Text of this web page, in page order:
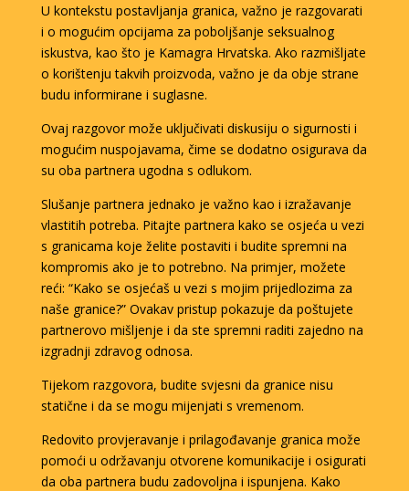
U kontekstu postavljanja granica, važno je razgovarati
i o mogućim opcijama za poboljšanje seksualnog
iskustva, kao što je Kamagra Hrvatska. Ako razmišljate
o korištenju takvih proizvoda, važno je da obje strane
budu informirane i suglasne.
Ovaj razgovor može uključivati diskusiju o sigurnosti i
mogućim nuspojavama, čime se dodatno osigurava da
su oba partnera ugodna s odlukom.
Slušanje partnera jednako je važno kao i izražavanje
vlastitih potreba. Pitajte partnera kako se osjeća u vezi
s granicama koje želite postaviti i budite spremni na
kompromis ako je to potrebno. Na primjer, možete
reći: “Kako se osjećaš u vezi s mojim prijedlozima za
naše granice?” Ovakav pristup pokazuje da poštujete
partnerovo mišljenje i da ste spremni raditi zajedno na
izgradnji zdravog odnosa.
Tijekom razgovora, budite svjesni da granice nisu
statične i da se mogu mijenjati s vremenom.
Redovito provjeravanje i prilagođavanje granica može
pomoći u održavanju otvorene komunikacije i osigurati
da oba partnera budu zadovoljna i ispunjena. Kako